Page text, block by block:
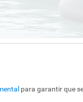
para garantir que